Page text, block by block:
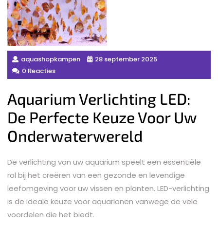
aquashopkampen
28 september 2025
0 Reacties
Aquarium Verlichting LED:
De Perfecte Keuze Voor Uw
Onderwaterwereld
De verlichting van uw aquarium speelt een essentiële
rol bij het creëren van een gezonde en levendige
leefomgeving voor uw vissen en planten. LED-verlichting
is de ideale keuze voor aquarianen vanwege de vele
voordelen die het biedt.